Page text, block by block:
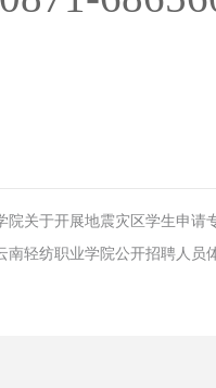
院关于开展地震灾区学生申请
南轻纺职业学院公开招聘人员